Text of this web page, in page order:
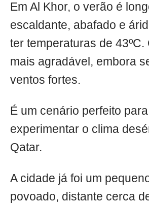
Em Al Khor, o verão é
escaldante, abafado e
ter temperaturas de 43ºC.
mais agradável, embora
ventos fortes.
É um cenário perfeito
experimentar o clima
Qatar.
A cidade já foi um
povoado, distante cerca